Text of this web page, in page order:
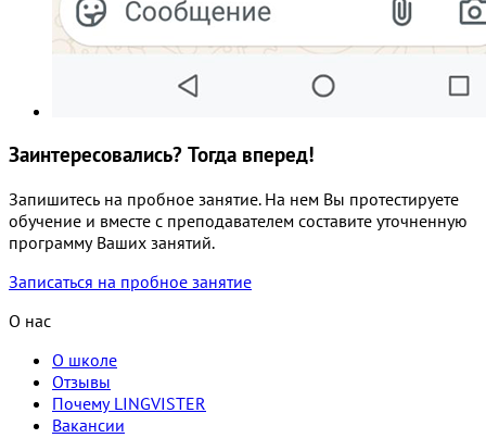
Заинтересовались? Тогда вперед!
Запишитесь на пробное занятие. На нем Вы протестируете
обучение и вместе с преподавателем составите уточненную
программу Ваших занятий.
Записаться на пробное занятие
О нас
О школе
Отзывы
Почему LINGVISTER
Вакансии